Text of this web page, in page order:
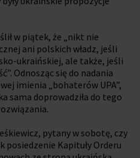
w piątek, że „nikt nie
ani polskich władz, jeśli
ukraińskiej, ale także, jeśli
Odnosząc się do nadania
imienia „bohaterów UPA”,
sama doprowadziła do tego
pytany w sobotę, czy
posiedzenie Kapituły Orderu